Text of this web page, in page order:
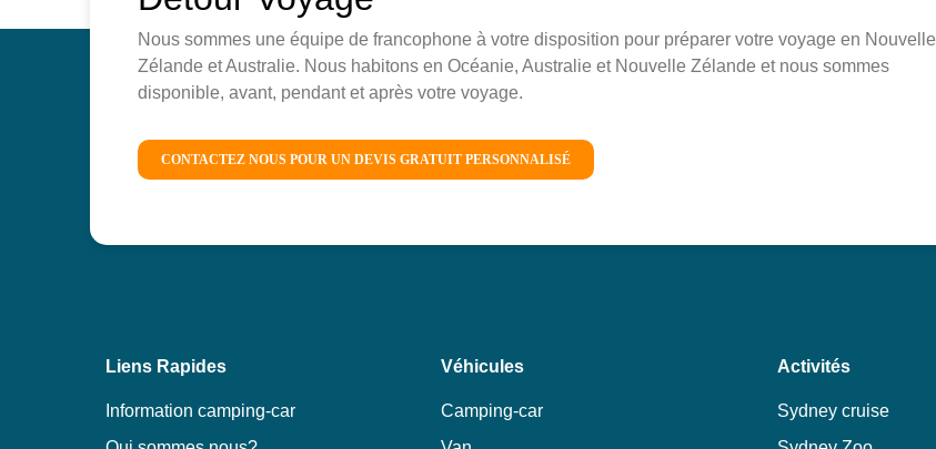
Nous sommes une équipe de francophone à votre disposition pour préparer votre voyage en Nouvelle
Zélande et Australie. Nous habitons en Océanie, Australie et Nouvelle Zélande et nous sommes
disponible, avant, pendant et après votre voyage.
CONTACTEZ NOUS POUR UN DEVIS GRATUIT PERSONNALISÉ
Liens Rapides
Information camping-car
Véhicules
Camping-car
Activités
Sydney cruise